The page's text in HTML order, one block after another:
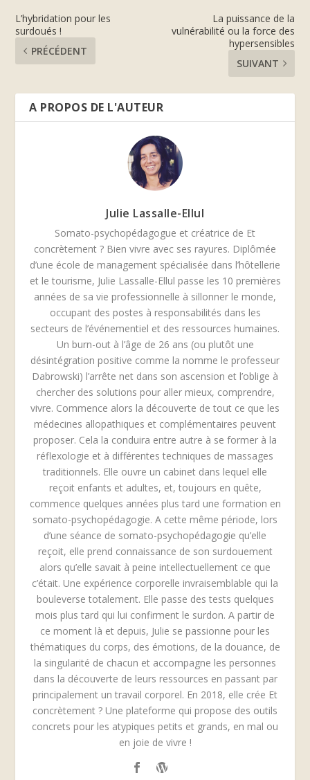
L’hybridation pour les
surdoués !
PRÉCÉDENT
La puissance de la
vulnérabilité ou la force des
hypersensibles
SUIVANT
A PROPOS DE L'AUTEUR
Julie Lassalle-Ellul
Somato-psychopédagogue et créatrice de Et
concrètement ? Bien vivre avec ses rayures. Diplômée
d’une école de management spécialisée dans l’hôtellerie
et le tourisme, Julie Lassalle-Ellul passe les 10 premières
années de sa vie professionnelle à sillonner le monde,
occupant des postes à responsabilités dans les
secteurs de l’événementiel et des ressources humaines.
Un burn-out à l’âge de 26 ans (ou plutôt une
désintégration positive comme la nomme le professeur
Dabrowski) l’arrête net dans son ascension et l’oblige à
chercher des solutions pour aller mieux, comprendre,
vivre. Commence alors la découverte de tout ce que les
médecines allopathiques et complémentaires peuvent
proposer. Cela la conduira entre autre à se former à la
réflexologie et à différentes techniques de massages
traditionnels. Elle ouvre un cabinet dans lequel elle
reçoit enfants et adultes, et, toujours en quête,
commence quelques années plus tard une formation en
somato-psychopédagogie. A cette même période, lors
d’une séance de somato-psychopédagogie qu’elle
reçoit, elle prend connaissance de son surdouement
alors qu’elle savait à peine intellectuellement ce que
c’était. Une expérience corporelle invraisemblable qui la
bouleverse totalement. Elle passe des tests quelques
mois plus tard qui lui confirment le surdon. A partir de
ce moment là et depuis, Julie se passionne pour les
thématiques du corps, des émotions, de la douance, de
la singularité de chacun et accompagne les personnes
dans la découverte de leurs ressources en passant par
principalement un travail corporel. En 2018, elle crée Et
concrètement ? Une plateforme qui propose des outils
concrets pour les atypiques petits et grands, en mal ou
en joie de vivre !